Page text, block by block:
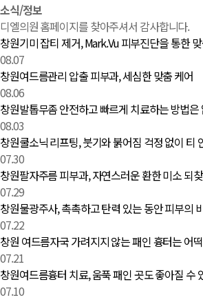
소식/정보 | 창원 피부과 디엘의원
소식/정보
디엘의원 홈페이지를 찾아주셔서 감사합니다.
창원기미 잡티 제거, Mark.Vu 피부진단을 통한
08.07
창원여드름관리 압출 피부과, 세심한 맞춤 케어
08.06
창원발톱무좀 안전하고 빠르게 치료하는 방법은
08.03
창원쿨소닉 리프팅, 붓기와 붉어짐 걱정 없이 티
07.30
창원팔자주름 피부과, 자연스러운 환한 미소 되
07.29
창원물광주사, 촉촉하고 탄력 있는 동안 피부의
07.22
창원 여드름자국 가려지지 않는 패인 흉터는 어
07.21
창원여드름흉터 치료, 움푹 패인 곳도 좋아질 수
07.10